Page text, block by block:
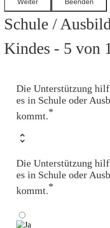
Schule /
Kindes - 5 von
Die Unterstützung
es in Schule oder
kommt.*
Die Unterstützung
es in Schule oder
kommt.*